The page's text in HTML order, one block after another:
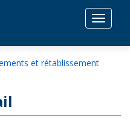
Toggle
et rétablissement